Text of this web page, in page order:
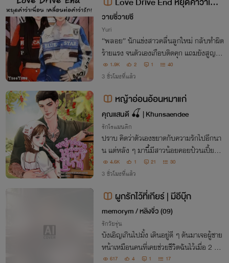
น เคลื่อนต่อคำว่ารัก! (NC18+++)
วายซี่วายซี
Yuri
“พลอย” นักแข่งสาวคลื่นลูกใหม่ กลับทำผิด
ร้ายแรง จนตัวเองเกือบติดคุก แถมยังสูญเสี
ยทุกสิ่ง ทั้งครอบครัว และเพื่อนที่สนิทที่สุด!
“เอิร์น” นักแข่งดาวรุ่ง เพื่อนสนิทของพลอย
1.9K 2 1 40
3 ชั่วโมงที่แล้ว
หญ้าอ่อนอ้อนหมาแก่
คุณแสนดี 🍒 | Khunsaendee
รักโรแมนติก
ปราบ คิดว่าตัวเองขยาดกับความรักไปอีกนา
น แต่หลัง ๆ มานี้มีสาวน้อยคอยป้วนเปี้ยนอ
ยู่ใกล้ ๆ ทำหัวใจเขาหวั่นไหวเสมอ “คนไทยยั
งได้สิทธิ์คนละครึ่ง แล้วทำไมไออุ่นถึงไม่ได้สิ
ทธิ์จับกำนันเป็นผัวสักทีล่ะจ๊ะ”
4.6K 1 21 30
3 ชั่วโมงที่แล้ว
ผูกรักไว้ที่เกียร์ | มีอีบุ๊ก
memorym / หลิงจิ่ว (09)
รักวัยรุ่น
บังเอิญเกินไปมั้ง เดินอยู่ดี ๆ ดันมาเจอผู้ชาย
หน้าเหมือนคนที่เคยช่วยชีวิตฉันไว้เมื่อ 2 ปีก่
อน ทำให้ฉันต้องหาทางเข้าหาเขาเพื่อตามหา
617 4 1 17